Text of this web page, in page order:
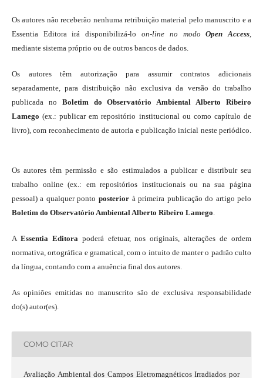
Os autores não receberão nenhuma retribuição material pelo manuscrito e a
Essentia Editora irá disponibilizá-lo on-line no modo Open Access
mediante sistema próprio ou de outros bancos de dados.
Os autores têm autorização para assumir contratos adicionais
separadamente, para distribuição não exclusiva da versão do trabalho
publicada no Boletim do Observatório Ambiental Alberto Ribeiro
Lamego (ex.: publicar em repositório institucional ou como capítulo de
livro), com reconhecimento de autoria e publicação inicial neste periódico.
Os autores têm permissão e são estimulados a publicar e distribuir seu
trabalho online (ex.: em repositórios institucionais ou na sua página
pessoal) a qualquer ponto posterior à primeira publicação do artigo pelo
Boletim do Observatório Ambiental Alberto Ribeiro Lamego
A Essentia Editora poderá efetuar, nos originais, alterações de ordem
normativa, ortográfica e gramatical, com o intuito de manter o padrão culto
da língua, contando com a anuência final dos autores.
As opiniões emitidas no manuscrito são de exclusiva responsabilidade
do(s) autor(es).
COMO CITAR
Avaliação Ambiental dos Campos Eletromagnéticos Irradiados por